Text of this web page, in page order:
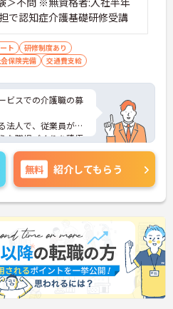
で認知症介護基礎研修受講
ト
研修制度あり
保険完備 交通費支給
ビスでの介護職の募
法人で、従業員が子
な職場づくりを積極
ントなど、さらに
気軽にご相談くださ
無料 紹介してもらう